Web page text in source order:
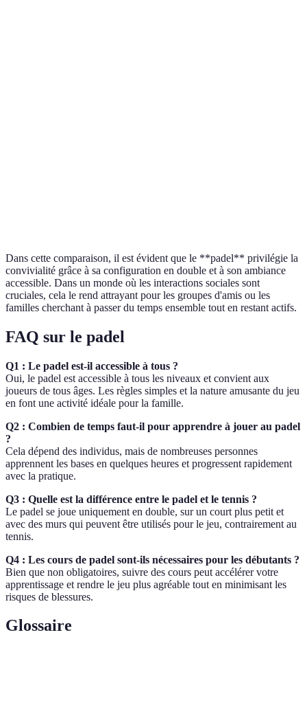
Dans cette comparaison, il est évident que le **padel** privilégie la
convivialité grâce à sa configuration en double et à son ambiance
accessible. Dans un monde où les interactions sociales sont
cruciales, cela le rend attrayant pour les groupes d'amis ou les
familles cherchant à passer du temps ensemble tout en restant actifs.
FAQ sur le padel
Q1 : Le padel est-il accessible à tous ?
Oui, le padel est accessible à tous les niveaux et convient aux
joueurs de tous âges. Les règles simples et la nature amusante du jeu
en font une activité idéale pour la famille.
Q2 : Combien de temps faut-il pour apprendre à jouer au padel
?
Cela dépend des individus, mais de nombreuses personnes
apprennent les bases en quelques heures et progressent rapidement
avec la pratique.
Q3 : Quelle est la différence entre le padel et le tennis ?
Le padel se joue uniquement en double, sur un court plus petit et
avec des murs qui peuvent être utilisés pour le jeu, contrairement au
tennis.
Q4 : Les cours de padel sont-ils nécessaires pour les débutants ?
Bien que non obligatoires, suivre des cours peut accélérer votre
apprentissage et rendre le jeu plus agréable tout en minimisant les
risques de blessures.
Glossaire